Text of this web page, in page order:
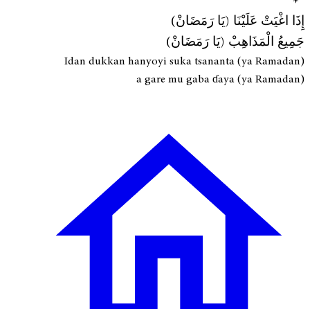
إِذَا اغْيَتْ عَلَيْنَا (يَا رَمَضَانْ)
جَمِيعُ الْمَذَاهِبْ (يَا رَمَضَانْ)
Idan dukkan hanyoyi suka tsananta (ya Ramadan)
a gare mu gaba ɗaya (ya Ramadan)